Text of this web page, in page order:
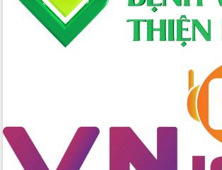
Đắk Lắk nâng cao hiệu quả công tác
Đảng từ Sổ tay đảng viên điện tử
Đắk Lắk đẩy mạnh nuôi biển công
Đắk Lắk phát động hưởng ứng Ngày
Quyền của người tiêu dùng Việt Nam
2026